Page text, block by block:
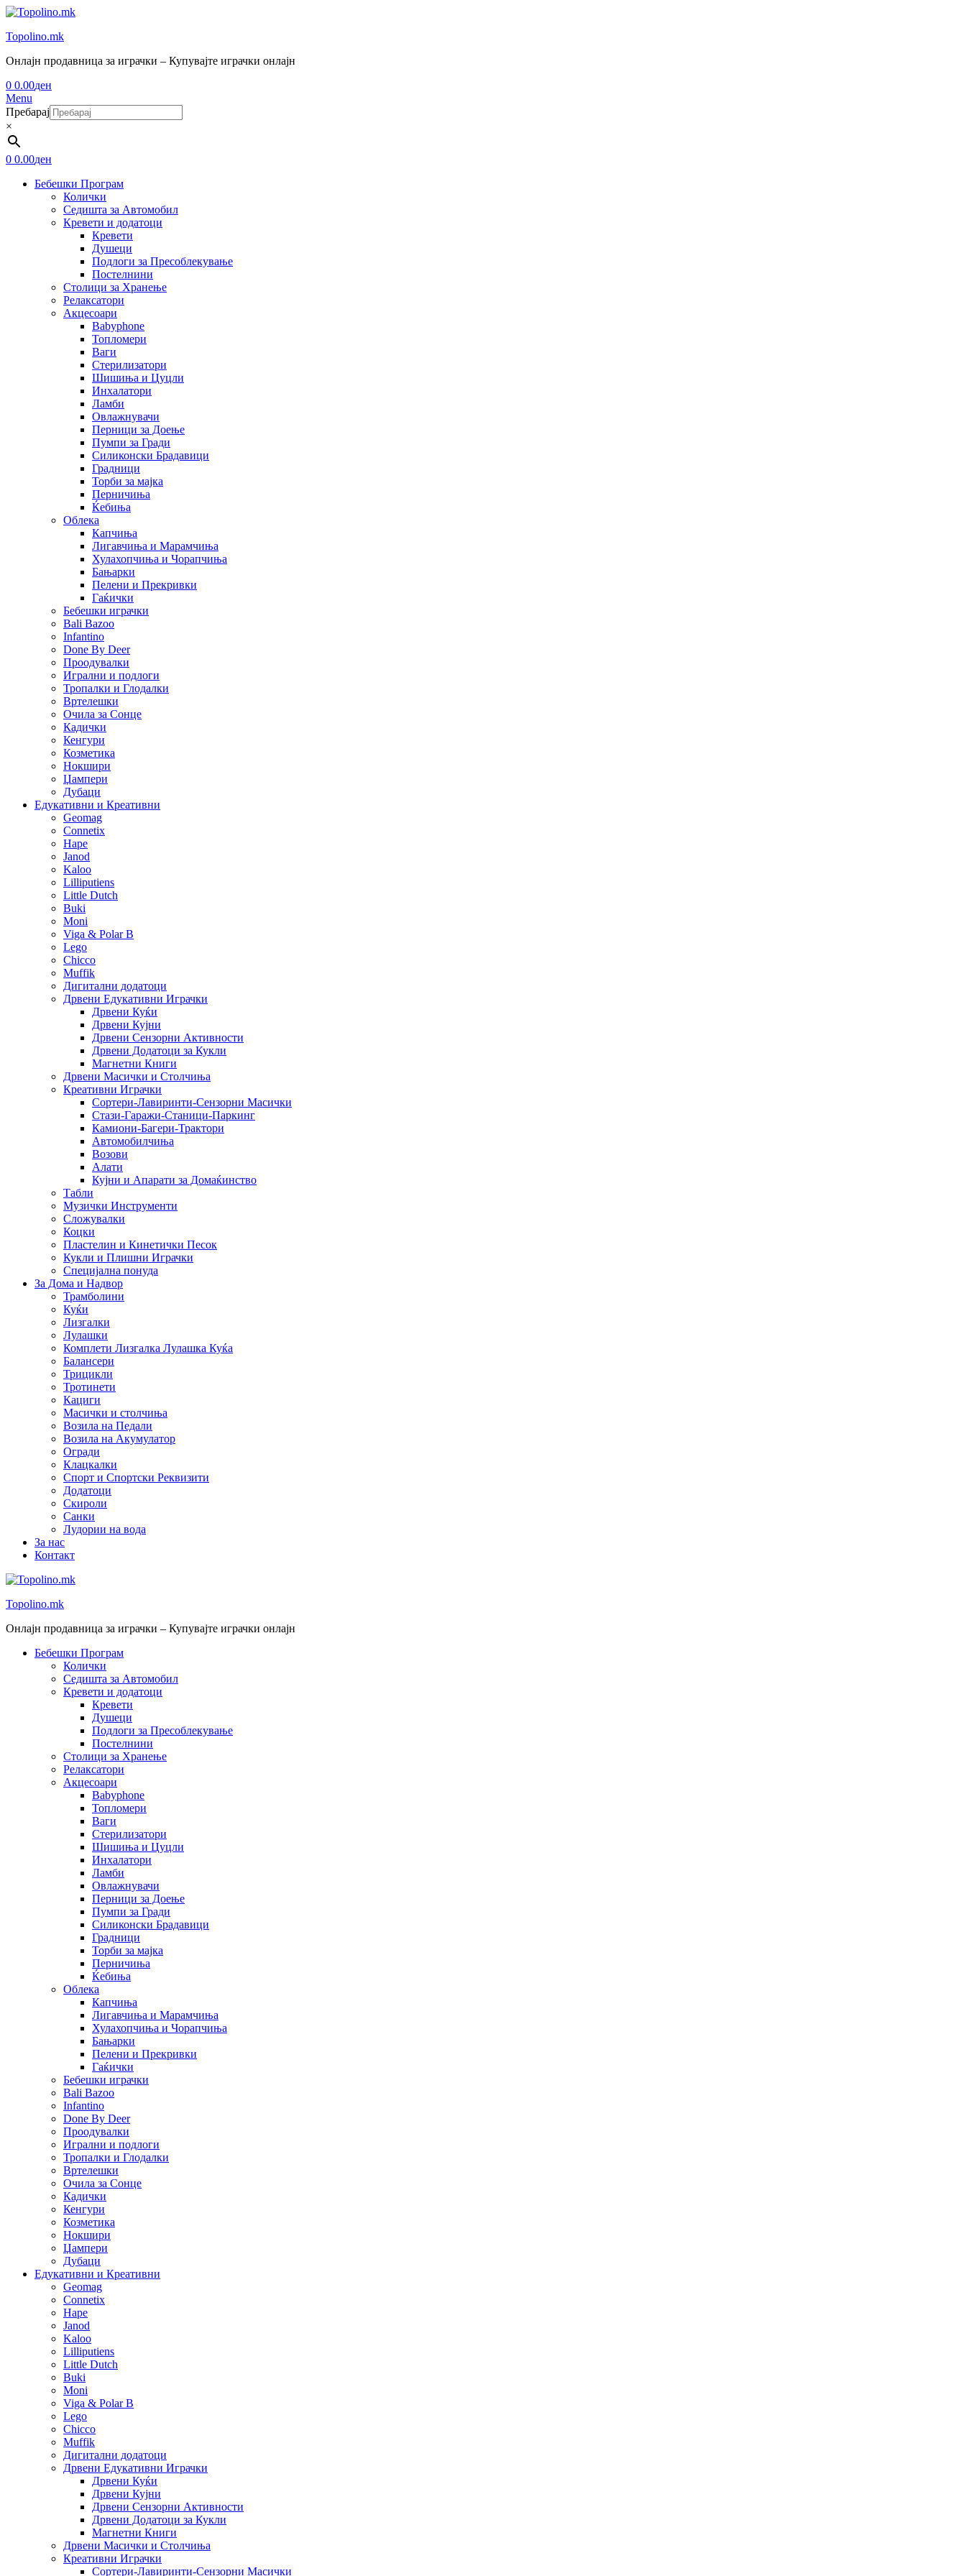
Topolino.mk
Онлајн продавница за играчки – Купувајте играчки онлајн
0 0.00ден
Menu
Пребарај
×
0 0.00ден
Бебешки Програм
Колички
Седишта за Автомобил
Кревети и додатоци
Кревети
Душеци
Подлоги за Пресоблекување
Постелнини
Столици за Хранење
Релаксатори
Акцесоари
Babyphone
Топломери
Ваги
Стерилизатори
Шишиња и Цуцли
Инхалатори
Ламби
Овлажнувачи
Перници за Доење
Пумпи за Гради
Силиконски Брадавици
Градници
Торби за мајка
Перничиња
Ќебиња
Облека
Капчиња
Лигавчиња и Марамчиња
Хулахопчиња и Чорапчиња
Бањарки
Пелени и Прекривки
Гаќички
Бебешки играчки
Bali Bazoo
Infantino
Done By Deer
Проодувалки
Игрални и подлоги
Тропалки и Глодалки
Вртелешки
Очила за Сонце
Кадички
Кенгури
Козметика
Нокшири
Џампери
Дубаци
Едукативни и Креативни
Geomag
Connetix
Hape
Janod
Kaloo
Lilliputiens
Little Dutch
Buki
Moni
Viga & Polar B
Lego
Chicco
Muffik
Дигитални додатоци
Дрвени Едукативни Играчки
Дрвени Куќи
Дрвени Кујни
Дрвени Сензорни Активности
Дрвени Додатоци за Кукли
Магнетни Книги
Дрвени Масички и Столчиња
Креативни Играчки
Сортери-Лавиринти-Сензорни Масички
Стази-Гаражи-Станици-Паркинг
Камиони-Багери-Трактори
Автомобилчиња
Возови
Алати
Кујни и Апарати за Домаќинство
Табли
Музички Инструменти
Сложувалки
Коцки
Пластелин и Кинетички Песок
Кукли и Плишни Играчки
Специјална понуда
За Дома и Надвор
Трамболини
Куќи
Лизгалки
Лулашки
Комплети Лизгалка Лулашка Куќа
Балансери
Трицикли
Тротинети
Кациги
Mасички и столчиња
Возила на Педали
Возила на Акумулатор
Огради
Клацкалки
Спорт и Спортски Реквизити
Додатоци
Скироли
Санки
Лудории на вода
За нас
Контакт
Topolino.mk
Онлајн продавница за играчки – Купувајте играчки онлајн
Бебешки Програм
Колички
Седишта за Автомобил
Кревети и додатоци
Кревети
Душеци
Подлоги за Пресоблекување
Постелнини
Столици за Хранење
Релаксатори
Акцесоари
Babyphone
Топломери
Ваги
Стерилизатори
Шишиња и Цуцли
Инхалатори
Ламби
Овлажнувачи
Перници за Доење
Пумпи за Гради
Силиконски Брадавици
Градници
Торби за мајка
Перничиња
Ќебиња
Облека
Капчиња
Лигавчиња и Марамчиња
Хулахопчиња и Чорапчиња
Бањарки
Пелени и Прекривки
Гаќички
Бебешки играчки
Bali Bazoo
Infantino
Done By Deer
Проодувалки
Игрални и подлоги
Тропалки и Глодалки
Вртелешки
Очила за Сонце
Кадички
Кенгури
Козметика
Нокшири
Џампери
Дубаци
Едукативни и Креативни
Geomag
Connetix
Hape
Janod
Kaloo
Lilliputiens
Little Dutch
Buki
Moni
Viga & Polar B
Lego
Chicco
Muffik
Дигитални додатоци
Дрвени Едукативни Играчки
Дрвени Куќи
Дрвени Кујни
Дрвени Сензорни Активности
Дрвени Додатоци за Кукли
Магнетни Книги
Дрвени Масички и Столчиња
Креативни Играчки
Сортери-Лавиринти-Сензорни Масички